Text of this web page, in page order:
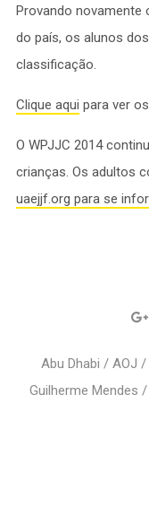
Provando
do país, os alunos
classificação.
Clique aqui para ver
O WPJJC 2014
crianças. Os adultos
uaejjf.org para se
Abu Dhabi / AOJ /
Guilherme Mendes /